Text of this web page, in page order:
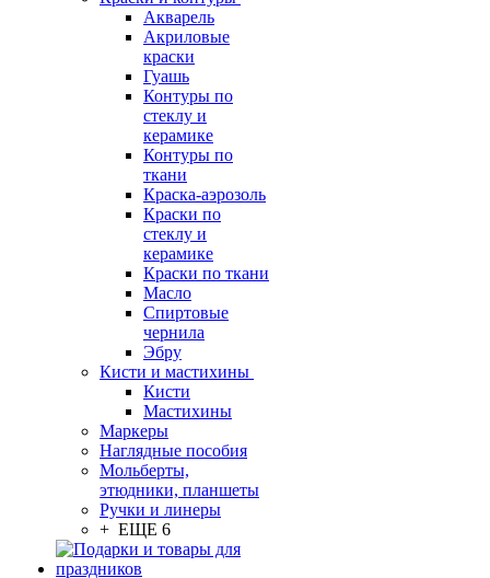
Акварель
Акриловые
краски
Гуашь
Контуры по
стеклу и
керамике
Контуры по
ткани
Краска-аэрозоль
Краски по
стеклу и
керамике
Краски по ткани
Масло
Спиртовые
чернила
Эбру
Кисти и мастихины
Кисти
Мастихины
Маркеры
Наглядные пособия
Мольберты,
этюдники, планшеты
Ручки и линеры
+ ЕЩЕ 6